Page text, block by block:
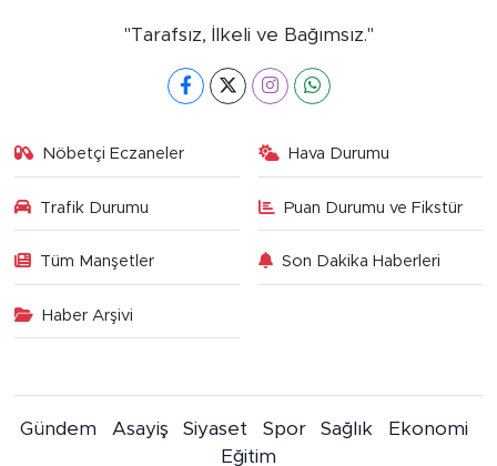
"Tarafsız, İlkeli ve Bağımsız."
Nöbetçi Eczaneler Hava Durumu
Trafik Durumu Puan Durumu ve Fikstür
Tüm Manşetler Son Dakika Haberleri
Haber Arşivi
Gündem Asayiş Siyaset Spor Sağlık
Ekonomi
Eğitim